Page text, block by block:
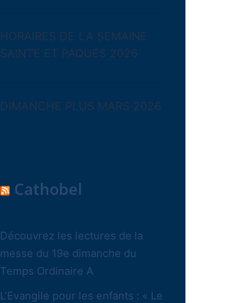
HORAIRES DE LA SEMAINE
SAINTE ET PAQUES 2026
DIMANCHE PLUS MARS 2026
Cathobel
Découvrez les lectures de la
messe du 19e dimanche du
Temps Ordinaire A
L’Evangile pour les enfants : « Le